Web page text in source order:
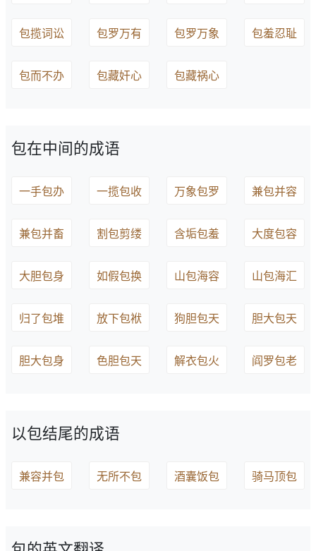
包揽词讼 包罗万有 包罗万象 包羞忍耻
包而不办 包藏奸心 包藏祸心
包在中间的成语
一手包办 一揽包收 万象包罗 兼包并容
兼包并畜 割包剪缕 含垢包羞 大度包容
大胆包身 如假包换 山包海容 山包海汇
归了包堆 放下包袱 狗胆包天 胆大包天
胆大包身 色胆包天 解衣包火 阎罗包老
以包结尾的成语
兼容并包 无所不包 酒囊饭包 骑马顶包